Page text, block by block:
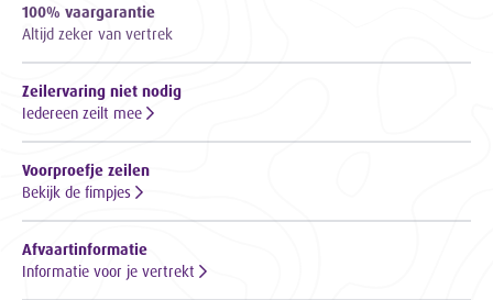
100% vaargarantie
Altijd zeker van vertrek
Zeilervaring niet nodig
Iedereen zeilt mee
Voorproefje zeilen
Bekijk de fimpjes
Afvaartinformatie
Informatie voor je vertrekt